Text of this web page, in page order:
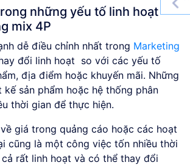
những yếu tố linh hoạt
mix 4P
dễ điều chỉnh nhất trong Marketing
đổi linh hoạt so với các yếu tố
địa điểm hoặc khuyến mãi. Những
sản phẩm hoặc hệ thống phân
thời gian để thực hiện.
giá trong quảng cáo hoặc các hoạt
cũng là một công việc tốn nhiều thời
rất linh hoạt và có thể thay đổi